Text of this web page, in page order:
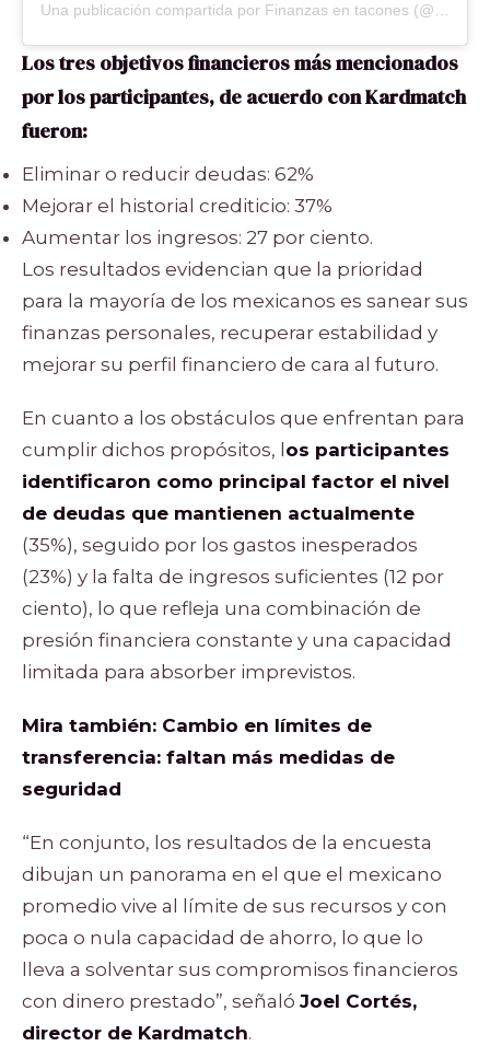
Una publicación compartida por Finanzas en tacones (@finanzasentacon)
Los tres objetivos financieros más mencionados
por los participantes, de acuerdo con Kardmatch
fueron:
Eliminar o reducir deudas: 62%
Mejorar el historial crediticio: 37%
Aumentar los ingresos: 27 por ciento.
Los resultados evidencian que la prioridad
para la mayoría de los mexicanos es sanear sus
finanzas personales, recuperar estabilidad y
mejorar su perfil financiero de cara al futuro.
En cuanto a los obstáculos que enfrentan para
cumplir dichos propósitos, l os participantes
identificaron como principal factor el nivel
de deudas que mantienen actualmente
(35%), seguido por los gastos inesperados
(23%) y la falta de ingresos suficientes (12 por
ciento), lo que refleja una combinación de
presión financiera constante y una capacidad
limitada para absorber imprevistos.
Mira también: Cambio en límites de
transferencia: faltan más medidas de
seguridad
“En conjunto, los resultados de la encuesta
dibujan un panorama en el que el mexicano
promedio vive al límite de sus recursos y con
poca o nula capacidad de ahorro, lo que lo
lleva a solventar sus compromisos financieros
con dinero prestado”, señaló Joel Cortés,
director de Kardmatch.